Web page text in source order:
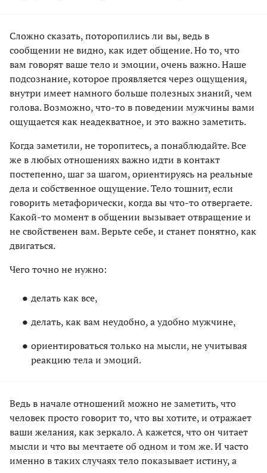
Сложно сказать, поторопились ли вы, ведь в
сообщении не видно, как идет общение. Но то, что
вам говорят ваше тело и эмоции, очень важно. Наше
подсознание, которое проявляется через ощущения,
внутри имеет намного больше полезных знаний, чем
голова. Возможно, что-то в поведении мужчины вами
ощущается как неадекватное, и это важно заметить.
Когда заметили, не торопитесь, а понаблюдайте. Все
же в любых отношениях важно идти в контакт
постепенно, шаг за шагом, ориентируясь на реальные
дела и собственное ощущение. Тело тошнит, если
говорить метафорически, когда вы что-то отвергаете.
Какой-то момент в общении вызывает отвращение и
не свойственен вам. Верьте себе, и станет понятно, как
двигаться.
Чего точно не нужно:
делать как все,
делать, как вам неудобно, а удобно мужчине,
ориентироваться только на мысли, не учитывая
реакцию тела и эмоций.
Ведь в начале отношений можно не заметить, что
человек просто говорит то, что вы хотите, и отражает
ваши желания, как зеркало. А кажется, что он читает
мысли и что вы мечтаете об одном и том же. И часто
именно в таких случаях тело показывает истину, а